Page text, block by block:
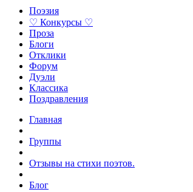
Поэзия
♡ Конкурсы ♡
Проза
Блоги
Отклики
Форум
Дуэли
Классика
Поздравления
Главная
Группы
Отзывы на стихи поэтов.
Блог